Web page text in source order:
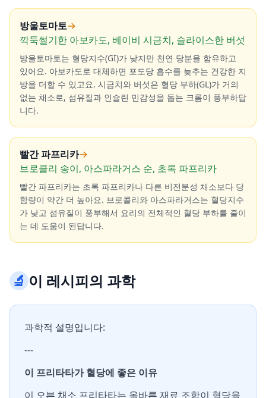
방울토마토→
깍둑썰기한 아보카도, 베이비 시금치, 슬라이스한 버섯
방울토마토는 혈당지수(GI)가 낮지만 천연 당분을 함유하고
있어요. 아보카도로 대체하면 포도당 흡수를 늦추는 건강한 지
방을 더할 수 있고요. 시금치와 버섯은 혈당 부하(GL)가 거의
없는 채소로, 섬유질과 인슐린 민감성을 돕는 크롬이 풍부하답
니다.
빨간 파프리카→
브로콜리 송이, 아스파라거스 순, 초록 파프리카
빨간 파프리카는 초록 파프리카나 다른 비전분성 채소보다 당
함량이 약간 더 높아요. 브로콜리와 아스파라거스는 혈당지수
가 낮고 섬유질이 풍부해서 요리의 전체적인 혈당 부하를 줄이
는 데 도움이 된답니다.
🔬이 레시피의 과학
과학적 설명입니다:
---
이 프리타타가 혈당에 좋은 이유
이 오븐 채소 프리타타는 올바른 재료 조합이 혈당을